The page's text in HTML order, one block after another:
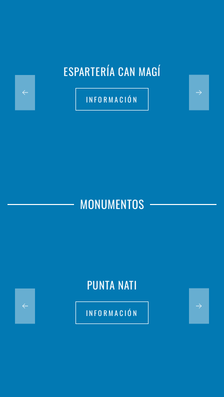
ESPARTERÍA CAN MAGÍ
INFORMACIÓN
MONUMENTOS
PUNTA NATI
INFORMACIÓN